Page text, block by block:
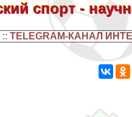
спорт -
::TELEGRAM-КАНАЛ